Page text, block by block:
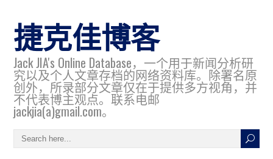
捷克佳博客
Jack JIA's Online Database，一个用于新闻分析研
究以及个人文章存档的网络资料库。除署名原
创外，所录部分文章仅在于提供多方视角，并
不代表博主观点。联系电邮
jackjia(a)gmail.com。